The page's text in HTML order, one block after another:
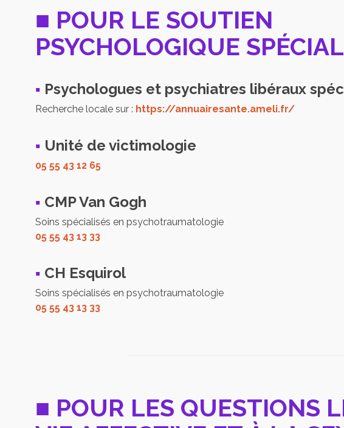
■ POUR LE SOUTIEN
PSYCHOLOGIQUE
▪ Psychologues et psychiatres libéraux
Recherche locale sur : https://annuairesante.ameli.fr/
▪ Unité de victimologie
05 55 43 12 65
▪ CMP Van Gogh
Soins spécialisés en psychotraumatologie
05 55 43 13 33
▪ CH Esquirol
Soins spécialisés en psychotraumatologie
05 55 43 13 33
■ POUR LES QUESTIONS